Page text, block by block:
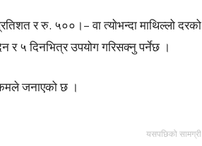
र रु. ५००।– वा त्याेभन्दा माथिल्लो दरको
र ५ दिनभित्र उपयोग गरिसक्नु पर्नेछ ।
जनाएको छ ।
यसपछिको सामग्री